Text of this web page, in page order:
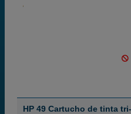
HP 49 Cartucho de tinta